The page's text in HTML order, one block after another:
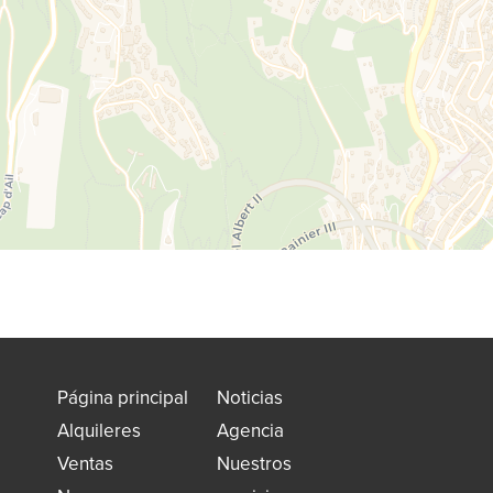
Página principal
Alquileres
Ventas
Noticias
Agencia
Nuestros